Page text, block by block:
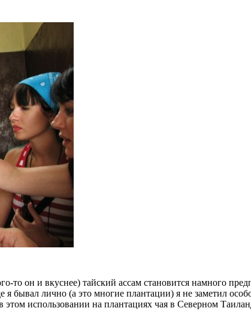
то он и вкуснее) тайский ассам становится намного
я бывал лично (а это многие плантации) я не заметил
использовании на плантациях чая в Северном